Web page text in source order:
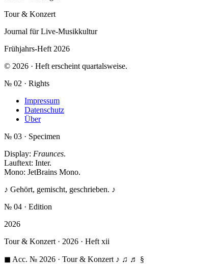
Tour & Konzert
Journal für Live-Musikkultur
Frühjahrs-Heft 2026
© 2026 · Heft erscheint quartalsweise.
№ 02 · Rights
Impressum
Datenschutz
Über
№ 03 · Specimen
Display: Fraunces.
Lauftext: Inter.
Mono: JetBrains Mono.
♪ Gehört, gemischt, geschrieben. ♪
№ 04 · Edition
2026
Tour & Konzert · 2026 · Heft xii
◼ Acc. № 2026 · Tour & Konzert ♪ ♫ ♬ §